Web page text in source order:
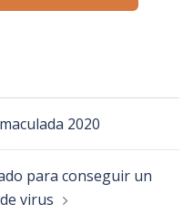
2020
para conseguir un
virus